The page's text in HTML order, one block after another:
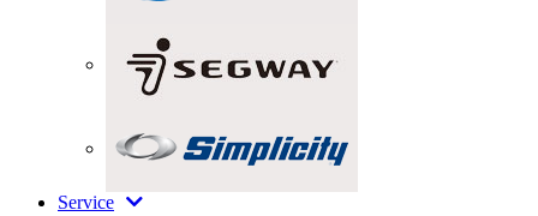
Service